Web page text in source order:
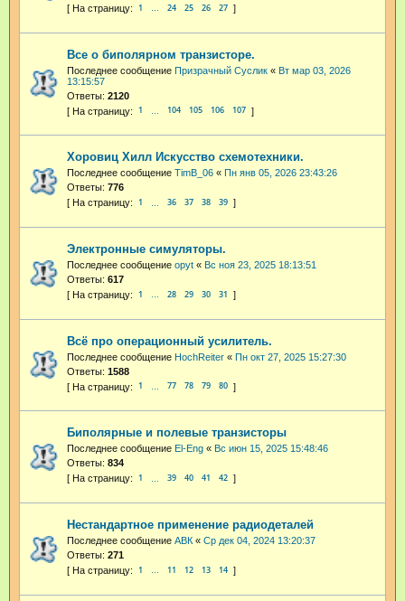
1 … 24 25 26 27
Все о биполярном транзисторе.
Последнее сообщение Призрачный Суслик « Вт мар 03, 2026
13:15:57
Ответы: 2120
1 104 105 106 107
Хоровиц Хилл Искусство схемотехники.
Последнее сообщение TimB_06 « Пн янв 05, 2026 23:43:26
Ответы: 776
1 36 37 38 39
Электронные симуляторы.
Последнее сообщение opyt « Вс ноя 23, 2025 18:13:51
Ответы: 617
1 … 28 29 30 31
Всё про операционный усилитель.
Последнее сообщение HochReiter « Пн окт 27, 2025 15:27:30
Ответы: 1588
1 77 78 79 80
Биполярные и полевые транзисторы
Последнее сообщение El-Eng « Вс июн 15, 2025 15:48:46
Ответы: 834
1 39 40 41 42
Нестандартное применение радиодеталей
Последнее сообщение АВК « Ср дек 04, 2024 13:20:37
Ответы: 271
1 … 11 12 13 14